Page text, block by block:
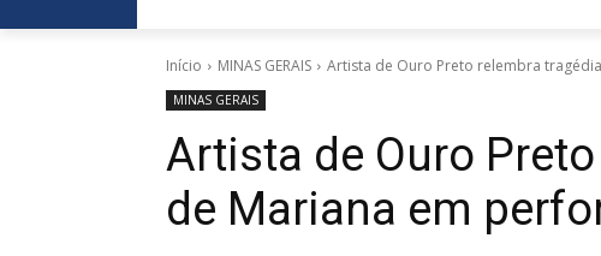
Início MINAS GERAIS Artista de Ouro Preto relembra
MINAS GERAIS
Artista de Ouro
de Mariana em